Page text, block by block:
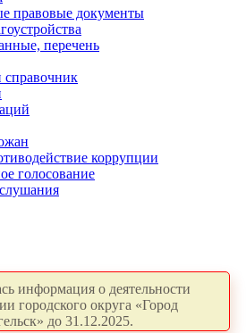
правовые документы
перечень
коррупции
голосование
информация о деятельности
городского округа «Город
до 31.12.2025.